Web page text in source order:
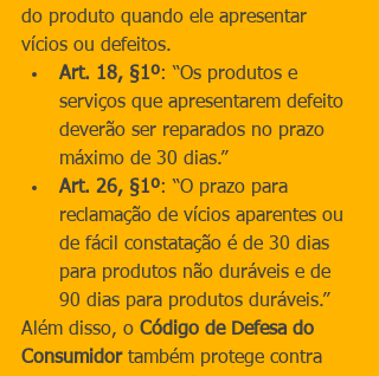
do produto quando ele apresentar
vícios ou defeitos.
Art. 18, §1º: “Os produtos e
serviços que apresentarem defeito
deverão ser reparados no prazo
máximo de 30 dias.”
Art. 26, §1º: “O prazo para
reclamação de vícios aparentes ou
de fácil constatação é de 30 dias
para produtos não duráveis e de
90 dias para produtos duráveis.”
Além disso, o Código de Defesa do
Consumidor também protege contra